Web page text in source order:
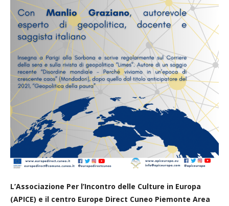
L’Associazione Per l’Incontro delle Culture in Europa
(APICE) e il centro Europe Direct Cuneo Piemonte Area